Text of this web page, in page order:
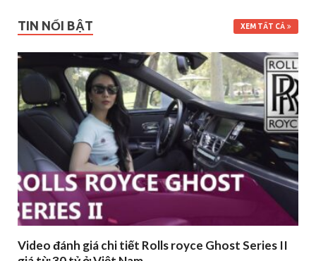
TIN NỔI BẬT XEM TẤT CẢ
Video đánh giá chi tiết Rolls royce Ghost Series II